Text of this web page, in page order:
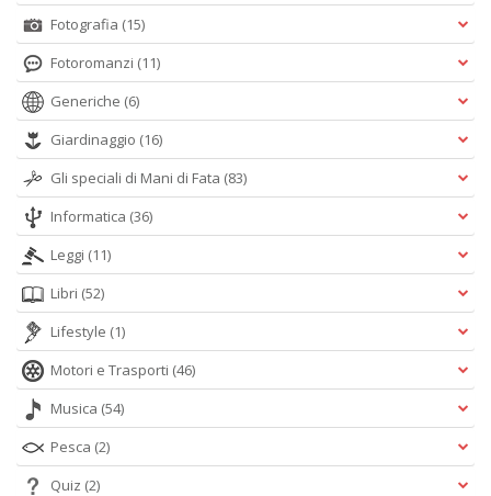
Fotografia (15)
Fotoromanzi (11)
Generiche (6)
Giardinaggio (16)
Gli speciali di Mani di Fata (83)
Informatica (36)
Leggi (11)
Libri (52)
Lifestyle (1)
Motori e Trasporti (46)
Musica (54)
Pesca (2)
Quiz (2)